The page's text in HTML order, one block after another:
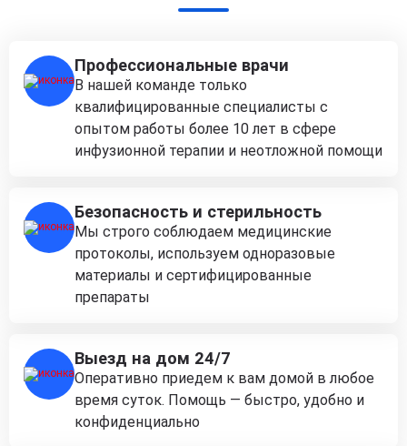
Профессиональные врачи
В нашей команде только
квалифицированные специалисты с
опытом работы более 10 лет в сфере
инфузионной терапии и неотложной помощи
Безопасность и стерильность
Мы строго соблюдаем медицинские
протоколы, используем одноразовые
материалы и сертифицированные
препараты
Выезд на дом 24/7
Оперативно приедем к вам домой в любое
время суток. Помощь — быстро, удобно и
конфиденциально